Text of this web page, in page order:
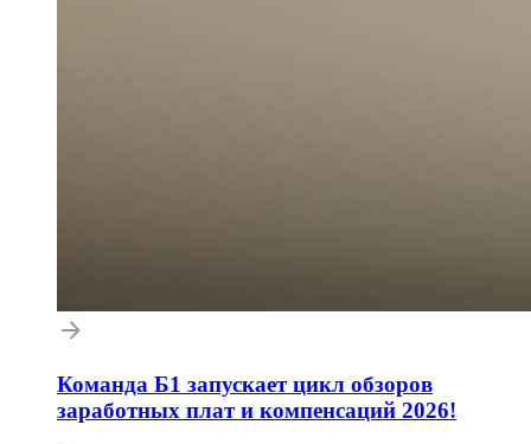
Команда Б1 запускает цикл обзоров
заработных плат и компенсаций 2026!